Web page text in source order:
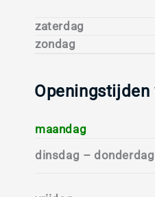
zaterdag
zondag
maandag
dinsdag – donderdag